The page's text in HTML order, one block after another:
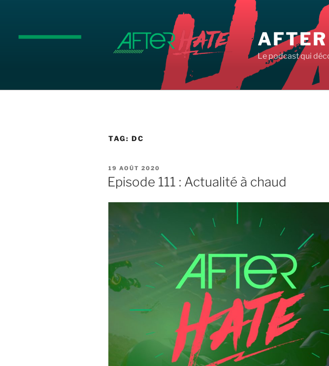
principal
Le podcast qui
TAG: DC
PUBLIÉ
LE
19 AOÛT 2020
Episode 111 : Actualité à chaud